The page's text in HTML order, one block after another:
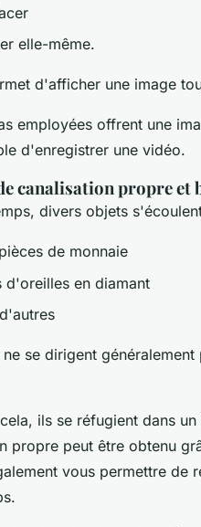
elle-même.
d'afficher une image
employées offrent une
d'enregistrer une vidéo.
canalisation propre
divers objets
de monnaie
d'oreilles en diamant
se dirigent
ils se réfugient dans
propre peut être obtenu
vous permettre de